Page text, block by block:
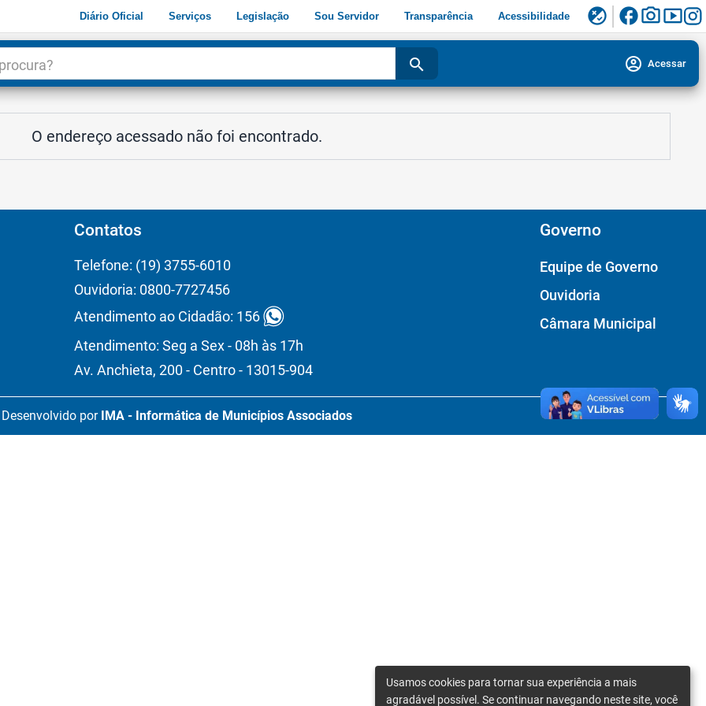
Diário Oficial Serviços Legislação Sou Servidor Transparência Acessibilidade flaky facebookphoto_camerasmart_display
search account_circle Acessar
O endereço acessado não foi encontrado.
Contatos
Telefone: (19) 3755-6010
Ouvidoria: 0800-7727456
Atendimento ao Cidadão: 156
Atendimento: Seg a Sex - 08h às 17h
Av. Anchieta, 200 - Centro - 13015-904
Governo
Equipe de Governo
Ouvidoria
Câmara Municipal
Desenvolvido por IMA - Informática de Municípios Associados
Usamos cookies para tornar sua experiência a mais
agradável possível. Se continuar navegando neste site, você